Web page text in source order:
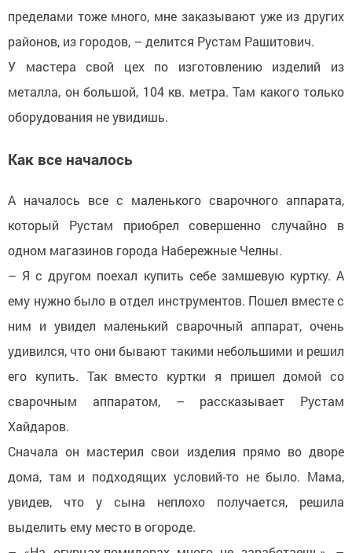
пределами тоже много, мне заказывают уже из других
районов, из городов, – делится Рустам Рашитович.
У мастера свой цех по изготовлению изделий из
металла, он большой, 104 кв. метра. Там какого только
оборудования не увидишь.
Как все началось
А началось все с маленького сварочного аппарата,
который Рустам приобрел совершенно случайно в
одном магазинов города Набережные Челны.
– Я с другом поехал купить себе замшевую куртку. А
ему нужно было в отдел инструментов. Пошел вместе с
ним и увидел маленький сварочный аппарат, очень
удивился, что они бывают такими небольшими и решил
его купить. Так вместо куртки я пришел домой со
сварочным аппаратом, – рассказывает Рустам
Хайдаров.
Сначала он мастерил свои изделия прямо во дворе
дома, там и подходящих условий-то не было. Мама,
увидев, что у сына неплохо получается, решила
выделить ему место в огороде.